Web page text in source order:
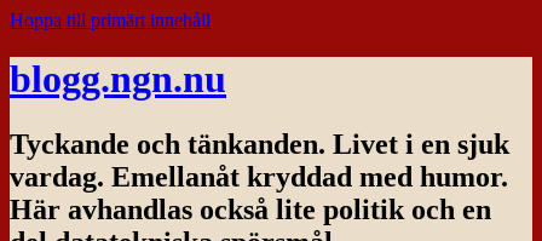
Hoppa till primärt innehåll
blogg.ngn.nu
Tyckande och tänkanden. Livet i en sjuk
vardag. Emellanåt kryddad med humor.
Här avhandlas också lite politik och en